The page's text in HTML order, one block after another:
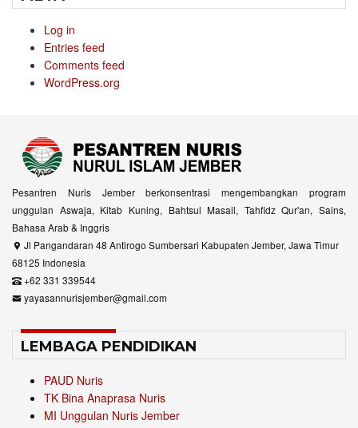
Log in
Entries feed
Comments feed
WordPress.org
Pesantren Nuris Jember berkonsentrasi mengembangkan program
unggulan Aswaja, Kitab Kuning, Bahtsul Masail, Tahfidz Qur'an, Sains,
Bahasa Arab & Inggris
Jl Pangandaran 48 Antirogo Sumbersari Kabupaten Jember, Jawa Timur
68125 Indonesia
+62 331 339544
yayasannurisjember@gmail.com
LEMBAGA PENDIDIKAN
PAUD Nuris
TK Bina Anaprasa Nuris
MI Unggulan Nuris Jember